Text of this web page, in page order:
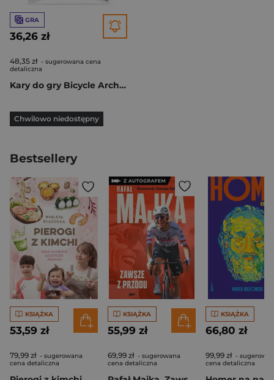
GRA
36,26 zł
48,35 zł - sugerowana cena
detaliczna
Kary do gry Bicycle Architectural Wonders
Chwilowo niedostępny
Bestsellery
KSIĄŻKA
53,59 zł
79,99 zł - sugerowana
cena detaliczna
KSIĄŻKA
55,99 zł
69,99 zł - sugerowana
cena detaliczna
KSIĄŻKA
66,80 zł
99,99 zł -
cena detaliczna